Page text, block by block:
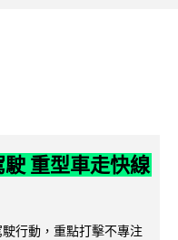
重型車走快線
行動，重點打擊不專注